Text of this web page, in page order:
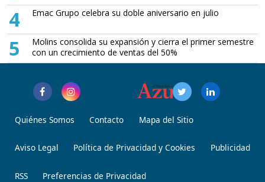
4 Emac Grupo celebra su doble aniversario en julio
5
Molins consolida su expansión y cierra el primer semestre
con un crecimiento de ventas del 50%
Quiénes Somos Contacto Mapa del Sitio
Aviso Legal Política de Privacidad y Cookies Publicidad
RSS Preferencias de Privacidad